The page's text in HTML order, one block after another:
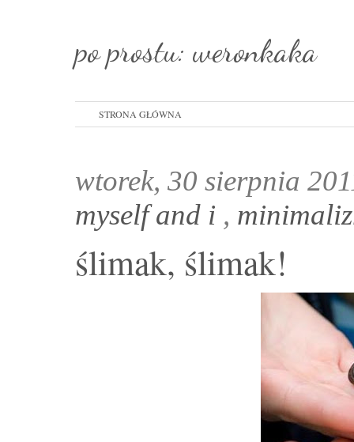
po prostu: weronkaka
STRONA GŁÓWNA
wtorek, 30 sierpnia
myself and i ,
ślimak, ślimak!